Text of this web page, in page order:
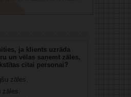
ja klients uzrāda
un vēlas saņemt zāles,
citai personai?
zāles.
zāles.